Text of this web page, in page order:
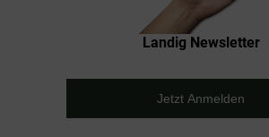
Landig Newsletter
Jetzt Anmelden